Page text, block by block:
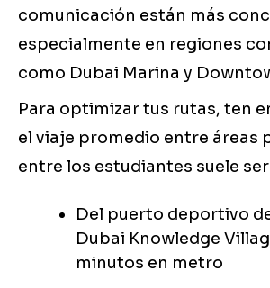
comunicación están más
especialmente en regiones
como Dubai Marina y
Para optimizar tus rutas, ten
el viaje promedio entre áreas
entre los estudiantes suele
Del puerto deportivo
Dubai Knowledge
minutos en metro